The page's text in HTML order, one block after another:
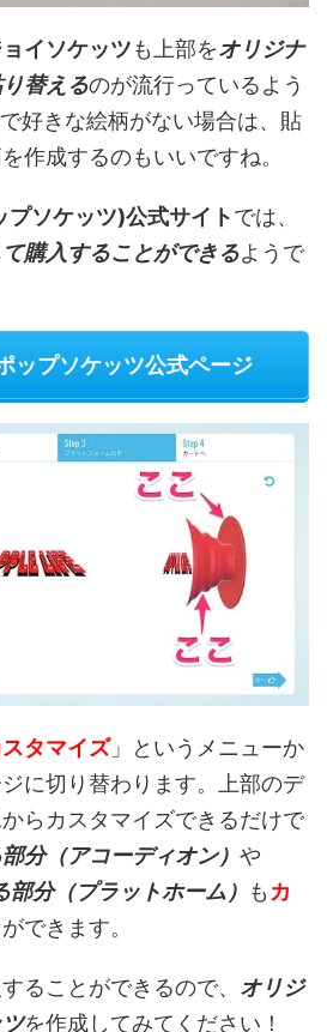
イソケッツも上部をオリジナ
替えるのが流行っているよう
好きな絵柄がない場合は、貼
作成するのもいいですね。
ソケッツ)公式サイトでは、
購入することができるようで
ップソケッツ公式ページ
スタマイズ」というメニューか
に切り替わります。上部のデ
らカスタマイズできるだけで
分（アコーディオン） や
分（プラットホーム） も カ
できます。
ることができるので、 オリジ
を作成してみてください！